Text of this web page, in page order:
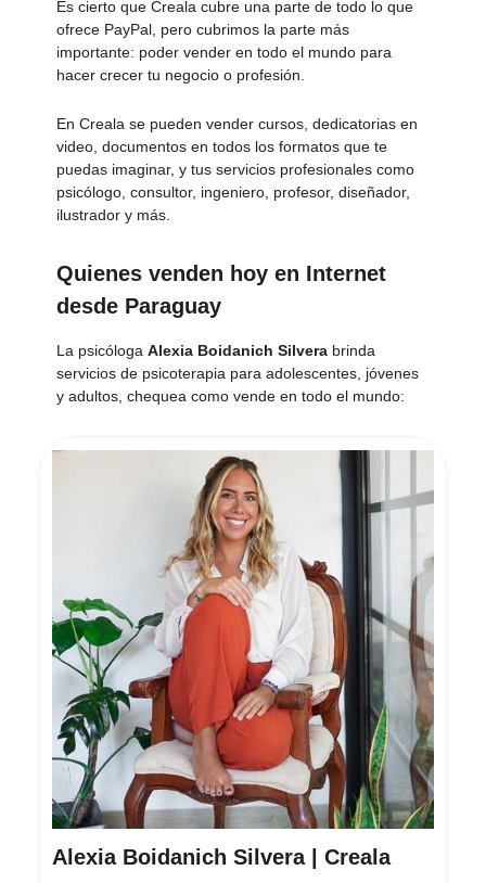
Es cierto que Creala cubre una parte de todo lo que
ofrece PayPal, pero cubrimos la parte más
importante: poder vender en todo el mundo para
hacer crecer tu negocio o profesión.
En Creala se pueden vender cursos, dedicatorias en
video, documentos en todos los formatos que te
puedas imaginar, y tus servicios profesionales como
psicólogo, consultor, ingeniero, profesor, diseñador,
ilustrador y más.
Quienes venden hoy en Internet
desde Paraguay
La psicóloga Alexia Boidanich Silvera brinda
servicios de psicoterapia para adolescentes, jóvenes
y adultos, chequea como vende en todo el mundo:
Alexia Boidanich Silvera | Creala